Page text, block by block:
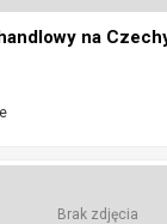
na
Brak zdjęcia